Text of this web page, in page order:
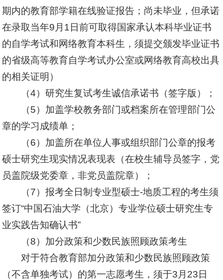
期内的教育部学籍在线验证报告；尚未毕业，但承诺
在录取当年9月1日前可取得国家承认本科毕业证书
的自学考试和网络教育本科生，须提交颁发毕业证书
的省级高等教育自学考试办公室或网络教育高校出具
的相关证明）
（4） 研究生复试考生诚信承诺书 （签字版）；
（5）加盖学校教务部门或档案所在管理部门公
章的学习成绩单；
（6）加盖所在单位人事或组织部门公章的报考
硕士研究生现实情况表现表 （在校生辅导员签字，党
员盖院级党委章，非党员盖院章）；
（7）报考全日制专业型硕士-地质工程的考生须
签订“中国石油大学（北京）专业学位硕士研究生专
业实践告知确认书”
（8）加分政策和少数民族照顾政策考生
对于符合教育部加分政策和少数民族照顾政策
（不含单独考试）的第一志愿考生，须于3月23日